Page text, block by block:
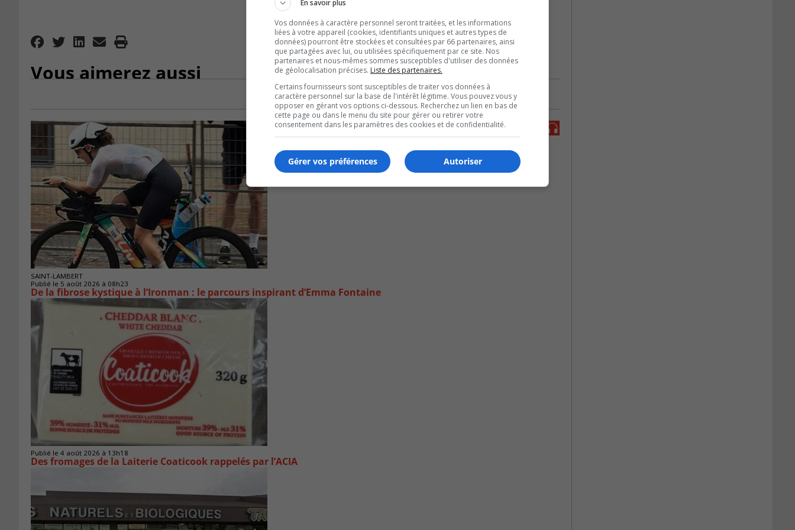
Vous aimerez aussi
SAINT-LAMBERT
Publié le 5 août 2026 à 08h23
De la fibrose kystique à l’Ironman : le parcours inspirant d’Emma Fontaine
Publié le 4 août 2026 à 13h18
Des fromages de la Laiterie Coaticook rappelés par l’ACIA
En savoir plus
Vos données à caractère personnel seront traitées, et les informations
liées à votre appareil (cookies, identifiants uniques et autres types de
données) pourront être stockées et consultées par 66 partenaires, ainsi
que partagées avec lui, ou utilisées spécifiquement par ce site. Nos
partenaires et nous-mêmes sommes susceptibles d'utiliser des données
de géolocalisation précises. Liste des partenaires.
Certains fournisseurs sont susceptibles de traiter vos données à
caractère personnel sur la base de l'intérêt légitime. Vous pouvez vous y
opposer en gérant vos options ci-dessous. Recherchez un lien en bas de
cette page ou dans le menu du site pour gérer ou retirer votre
consentement dans les paramètres des cookies et de confidentialité.
Autoriser
Gérer vos préférences